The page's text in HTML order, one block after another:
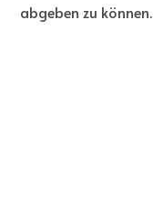
abgeben zu können.